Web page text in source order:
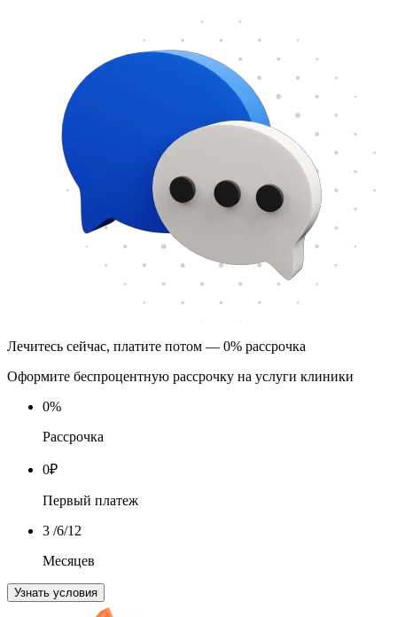
Лечитесь сейчас, платите потом — 0% рассрочка
Оформите беспроцентную рассрочку на услуги клиники
0%
Рассрочка
0₽
Первый платеж
3 /6/12
Месяцев
Узнать условия